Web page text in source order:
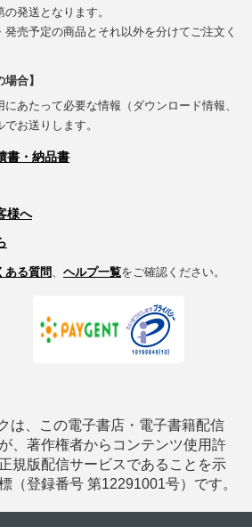
発送となります。
売予定の商品とそれ以外を分けてご注文く
合】
あたって必要な情報（ダウンロード情報、
お送りします。
書・納品書
様へ
ある質問、 ヘルプ一覧をご確認ください。
は、この電子書店・電子書籍配信
、著作権者からコンテンツ使用許
規版配信サービスであることを示
（登録番号 第12291001号）です。